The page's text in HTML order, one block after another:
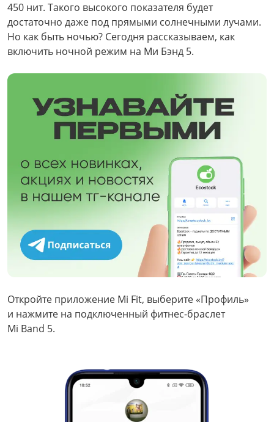
450 нит. Такого высокого показателя будет
достаточно даже под прямыми солнечными лучами.
Но как быть ночью? Сегодня рассказываем, как
включить ночной режим на Ми Бэнд 5.
Откройте приложение Mi Fit, выберите «Профиль»
и нажмите на подключенный фитнес-браслет
Mi Band 5.